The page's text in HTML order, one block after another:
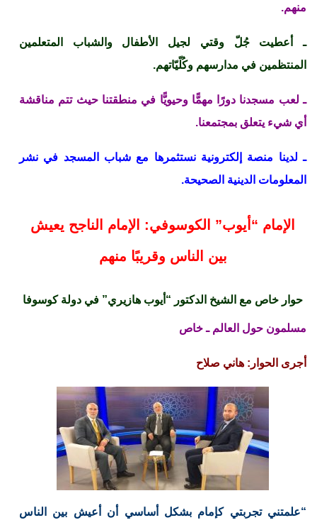
منهم.
ـ أعطيت جُلّ وقتي لجيل الأطفال والشباب المتعلمين
المنتظمين في مدارسهم وكُلّيّاتهم.
ـ لعب مسجدنا دورًا مهمًّا وحيويًّا في منطقتنا حيث تتم مناقشة
أي شيء يتعلق بمجتمعنا.
ـ لدينا منصة إلكترونية نستثمرها مع شباب المسجد في نشر
المعلومات الدينية الصحيحة.
الإمام “أيوب” الكوسوفي: الإمام الناجح يعيش
بين الناس وقريبًا منهم
حوار خاص مع الشيخ الدكتور “أيوب هازيري” في دولة كوسوفا
مسلمون حول العالم ـ خاص
أجرى الحوار: هاني صلاح
“علمتني تجربتي كإمام بشكل أساسي أن أعيش بين الناس